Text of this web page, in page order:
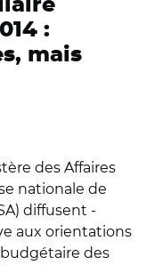
:
mais
des Affaires
nationale de
diffusent -
aux orientations
des